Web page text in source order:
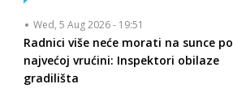
Wed, 5 Aug 2026 - 19:51
Radnici više neće morati na sunce po
najvećoj vrućini: Inspektori obilaze
gradilišta